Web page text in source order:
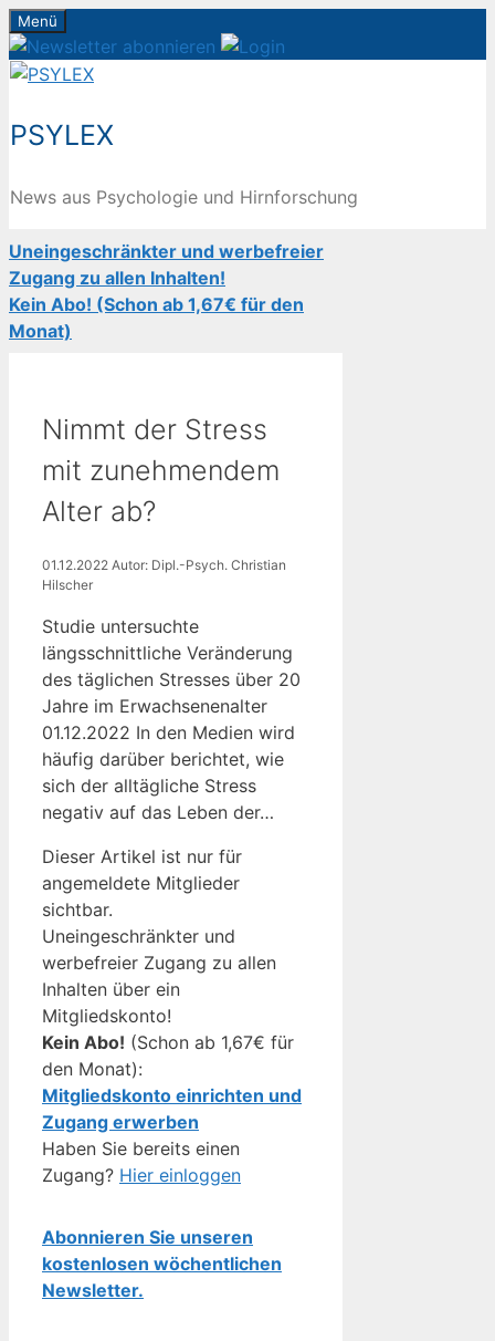
Zum
Inhalt
springen
Menü
PSYLEX
News aus Psychologie und Hirnforschung
Uneingeschränkter und werbefreier
Zugang zu allen Inhalten!
Kein Abo! (Schon ab 1,67€ für den
Monat)
Nimmt der Stress
mit zunehmendem
Alter ab?
01.12.2022 Autor: Dipl.-Psych. Christian
Hilscher
Studie untersuchte
längsschnittliche Veränderung
des täglichen Stresses über 20
Jahre im Erwachsenenalter
01.12.2022 In den Medien wird
häufig darüber berichtet, wie
sich der alltägliche Stress
negativ auf das Leben der…
Dieser Artikel ist nur für
angemeldete Mitglieder
sichtbar.
Uneingeschränkter und
werbefreier Zugang zu allen
Inhalten über ein
Mitgliedskonto!
Kein Abo! (Schon ab 1,67€ für
den Monat):
Mitgliedskonto einrichten und
Zugang erwerben
Haben Sie bereits einen
Zugang? Hier einloggen
Abonnieren Sie unseren
kostenlosen wöchentlichen
Newsletter.